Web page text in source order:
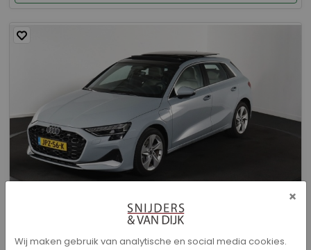
Audi A3 - Sportback 40 TFSI e Advanced edition
×
Wij maken gebruik van analytische en social media cookies.